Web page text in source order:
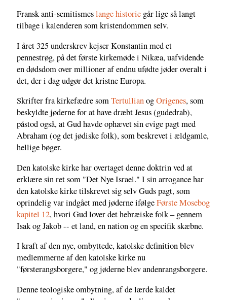
Fransk anti-semitismeslange historie går lige så langt
tilbage i kalenderen som kristendommen selv.
I året 325 underskrev kejser Konstantin med et
pennestrøg, på det første kirkemøde i Nikæa, uafvidende
en dødsdom over millioner af endnu ufødte jøder overalt i
det, der i dag udgør det kristne Europa.
Skrifter fra kirkefædre somTertullianogOrigenes, som
beskyldte jøderne for at have dræbt Jesus (gudedrab),
påstod også, at Gud havde ophævet sin evige pagt med
Abraham (og det jødiske folk), som beskrevet i ældgamle,
hellige bøger.
Den katolske kirke har overtaget denne doktrin ved at
erklære sin ret som "Det Nye Israel." I sin arrogance har
den katolske kirke tilskrevet sig selv Guds pagt, som
oprindelig var indgået med jøderne ifølgeFørste Mosebog
kapitel 12, hvori Gud lover det hebræiske folk – gennem
Isak og Jakob -- et land, en nation og en specifik skæbne.
I kraft af den nye, ombyttede, katolske definition blev
medlemmerne af den katolske kirke nu
"førsterangsborgere," og jøderne blev andenrangsborgere.
Denne teologiske ombytning, af de lærde kaldet